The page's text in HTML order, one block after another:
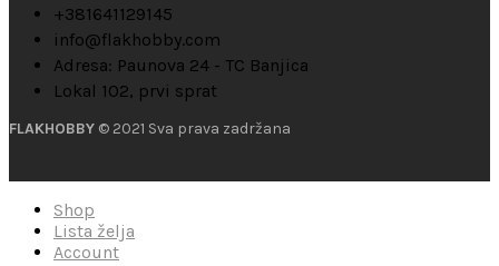
+381641129145
info@flakhobby.com
Adresa: Paunova 24 - TC Banjica
Lokal 102, prvi sprat
FLAKHOBBY © 2021 Sva prava zadržana
Shop
Lista želja
Account